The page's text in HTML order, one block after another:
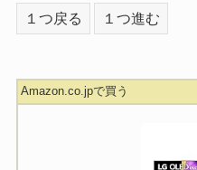
１つ戻る １つ進む
Amazon.co.jpで買う